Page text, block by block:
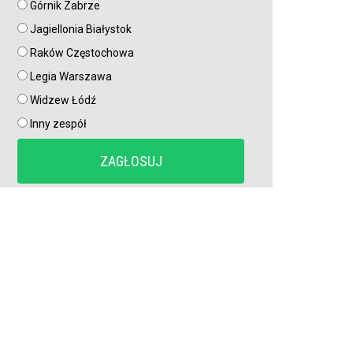
potwierdził. Tam zagra były as Liverpool FC
Grał w PKO BP Ekstraklasie. Teraz trafi do słynnego
klubu
Górnik Zabrze
Jagiellonia Białystok
Raków Częstochowa
Legia Warszawa
Widzew Łódź
Inny zespół